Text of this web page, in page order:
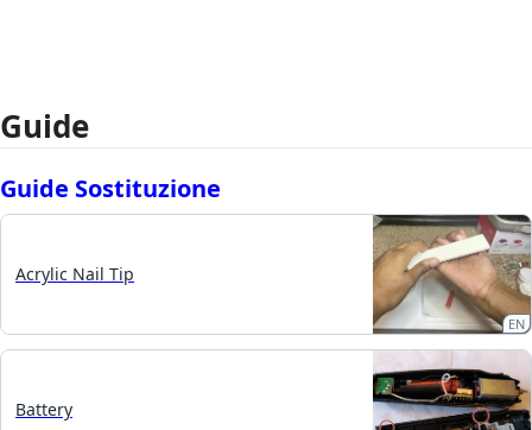
Guide
Guide Sostituzione
Acrylic Nail Tip
EN
Battery